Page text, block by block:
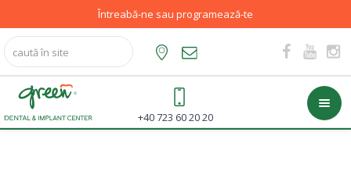
+40 723 60 20 20
Întreabă-ne sau programează-te